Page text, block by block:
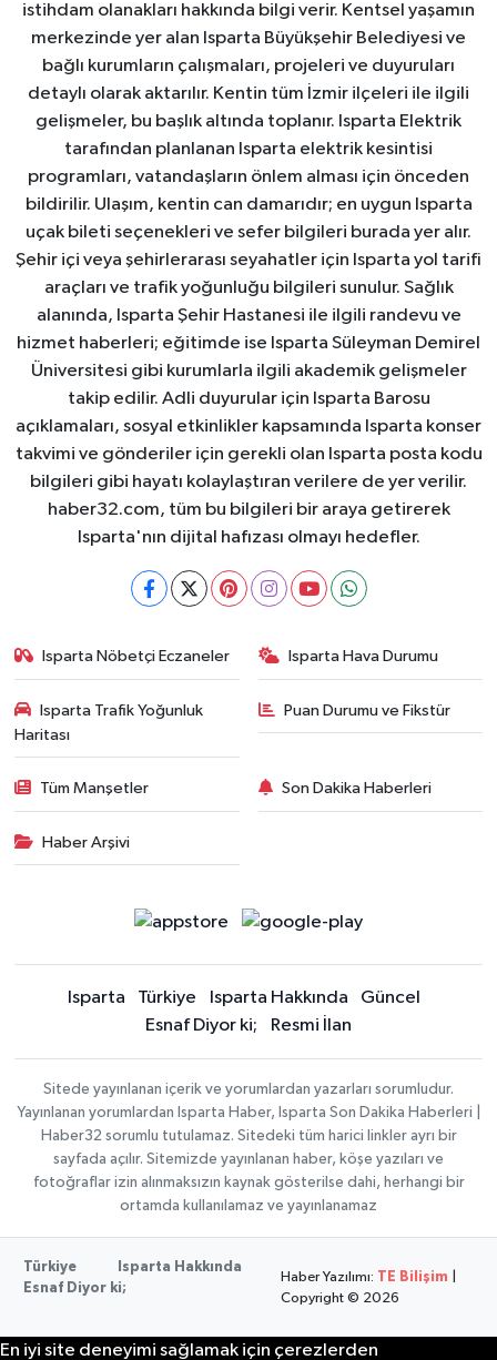
istihdam olanakları hakkında bilgi verir. Kentsel yaşamın
merkezinde yer alan Isparta Büyükşehir Belediyesi ve
bağlı kurumların çalışmaları, projeleri ve duyuruları
detaylı olarak aktarılır. Kentin tüm İzmir ilçeleri ile ilgili
gelişmeler, bu başlık altında toplanır. Isparta Elektrik
tarafından planlanan Isparta elektrik kesintisi
programları, vatandaşların önlem alması için önceden
bildirilir. Ulaşım, kentin can damarıdır; en uygun Isparta
uçak bileti seçenekleri ve sefer bilgileri burada yer alır.
Şehir içi veya şehirlerarası seyahatler için Isparta yol tarifi
araçları ve trafik yoğunluğu bilgileri sunulur. Sağlık
alanında, Isparta Şehir Hastanesi ile ilgili randevu ve
hizmet haberleri; eğitimde ise Isparta Süleyman Demirel
Üniversitesi gibi kurumlarla ilgili akademik gelişmeler
takip edilir. Adli duyurular için Isparta Barosu
açıklamaları, sosyal etkinlikler kapsamında Isparta konser
takvimi ve gönderiler için gerekli olan Isparta posta kodu
bilgileri gibi hayatı kolaylaştıran verilere de yer verilir.
haber32.com, tüm bu bilgileri bir araya getirerek
Isparta'nın dijital hafızası olmayı hedefler.
Isparta Nöbetçi Eczaneler Isparta Hava Durumu
Isparta Trafik Yoğunluk
Haritası
Puan Durumu ve Fikstür
Tüm Manşetler Son Dakika Haberleri
Haber Arşivi
Isparta Türkiye Isparta Hakkında
Güncel
Esnaf Diyor ki;
Resmi İlan
Sitede yayınlanan içerik ve yorumlardan yazarları sorumludur.
Yayınlanan yorumlardan Isparta Haber, Isparta Son Dakika Haberleri |
Haber32 sorumlu tutulamaz. Sitedeki tüm harici linkler ayrı bir
sayfada açılır. Sitemizde yayınlanan haber, köşe yazıları ve
fotoğraflar izin alınmaksızın kaynak gösterilse dahi, herhangi bir
ortamda kullanılamaz ve yayınlanamaz
Türkiye
Isparta Hakkında
Esnaf Diyor ki;
Haber Yazılımı: TE Bilişim
Copyright © 2026
En iyi site deneyimi sağlamak için çerezlerden